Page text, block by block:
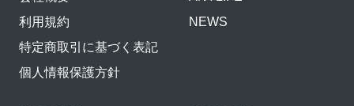
利用規約
特定商取引に基づく表記
個人情報保護方針
NEWS